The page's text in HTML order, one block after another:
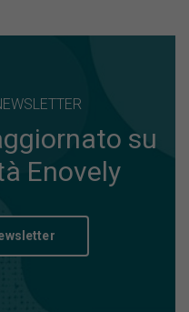
su
Enovely